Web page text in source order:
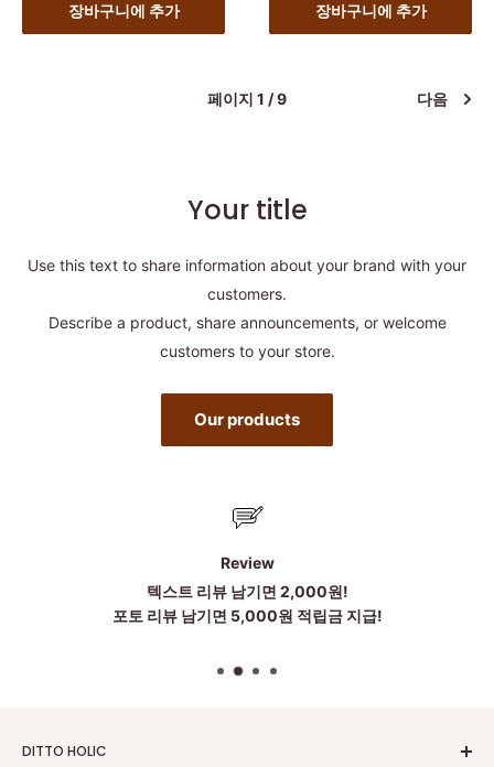
장바구니에 추가 장바구니에 추가
페이지 1 / 9 다음
Your title
Use this text to share information about your brand with your
customers.
Describe a product, share announcements, or welcome
customers to your store.
Our products
Review
텍스트 리뷰 남기면 2,000원!
포토 리뷰 남기면 5,000원 적립금 지급!
DITTO HOLIC